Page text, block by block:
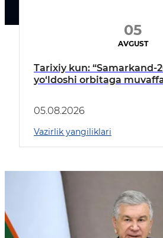
05
AVGUST
Tarixiy kun: “Samarkand-
yo‘ldoshi orbitaga
05.08.2026
Vazirlik yangiliklari